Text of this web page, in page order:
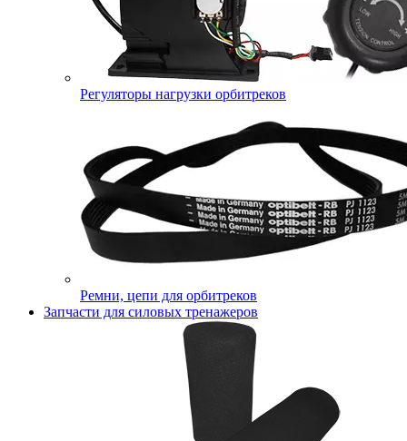
Регуляторы нагрузки орбитреков
Ремни, цепи для орбитреков
Запчасти для силовых тренажеров